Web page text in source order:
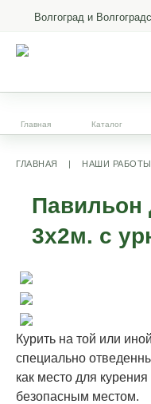
Волгоград и
Главная Каталог
ГЛАВНАЯ | НАШИ РАБОТЫ
Павильон
3х2м. с
Курить на той или
специально
как место для
безопасным местом.